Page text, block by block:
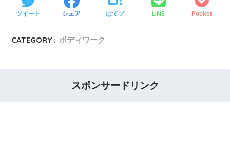
ツイート シェア はてブ LINE Pocket
CATEGORY : ボディワーク
スポンサードリンク